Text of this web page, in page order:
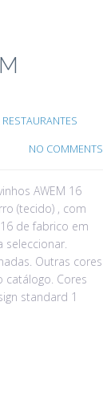
NO COMMENTS
AWEM 16
(tecido) , com
de fabrico em
seleccionar.
Outras cores
catálogo. Cores
standard 1